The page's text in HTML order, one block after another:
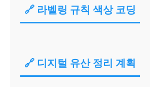
🔗 라벨링 규칙 색상 코딩
🔗 디지털 유산 정리 계획